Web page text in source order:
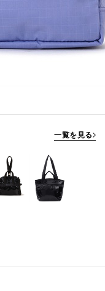
一覧を見る